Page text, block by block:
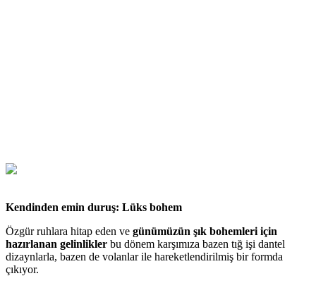
Kendinden emin duruş: Lüks bohem
Özgür ruhlara hitap eden ve günümüzün şık bohemleri için
hazırlanan gelinlikler bu dönem karşımıza bazen tığ işi dantel
dizaynlarla, bazen de volanlar ile hareketlendirilmiş bir formda
çıkıyor.